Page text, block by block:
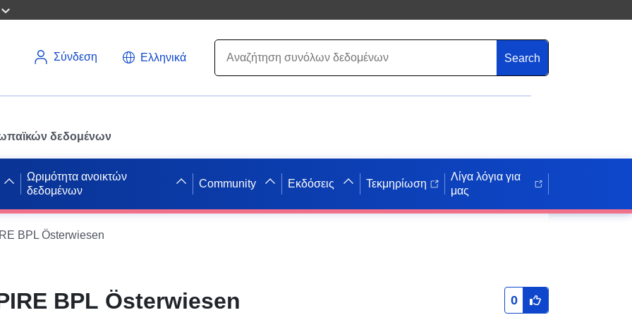
Σύνδεση Ελληνικά Search
δεδομένων
Ωριμότητα ανοικτών
δεδομένων
Community Εκδόσεις Τεκμηρίωση
Λίγα λόγια για
μας
BPL Österwiesen
BPL Österwiesen 0